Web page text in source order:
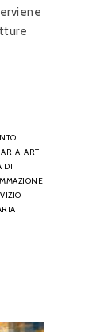
ART.
DI